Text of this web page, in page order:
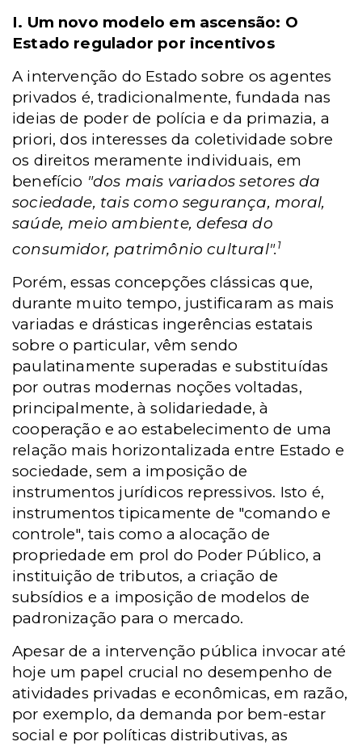
I. Um novo modelo em ascensão: O
Estado regulador por incentivos
A intervenção do Estado sobre os agentes
privados é, tradicionalmente, fundada nas
ideias de poder de polícia e da primazia, a
priori, dos interesses da coletividade sobre
os direitos meramente individuais, em
benefício "dos mais variados setores da
sociedade, tais como segurança, moral,
saúde, meio ambiente, defesa do
consumidor, patrimônio cultural".1
Porém, essas concepções clássicas que,
durante muito tempo, justificaram as mais
variadas e drásticas ingerências estatais
sobre o particular, vêm sendo
paulatinamente superadas e substituídas
por outras modernas noções voltadas,
principalmente, à solidariedade, à
cooperação e ao estabelecimento de uma
relação mais horizontalizada entre Estado e
sociedade, sem a imposição de
instrumentos jurídicos repressivos. Isto é,
instrumentos tipicamente de "comando e
controle", tais como a alocação de
propriedade em prol do Poder Público, a
instituição de tributos, a criação de
subsídios e a imposição de modelos de
padronização para o mercado.
Apesar de a intervenção pública invocar até
hoje um papel crucial no desempenho de
atividades privadas e econômicas, em razão,
por exemplo, da demanda por bem-estar
social e por políticas distributivas, as